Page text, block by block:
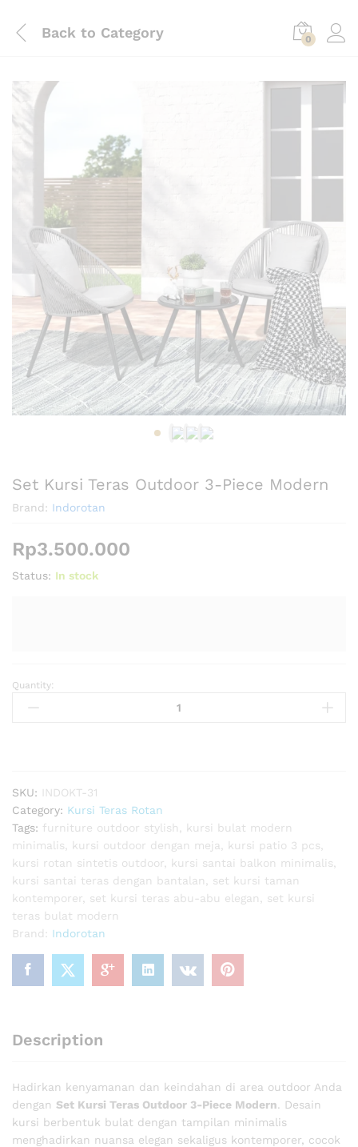
Back to Category 0
Set Kursi Teras Outdoor 3-Piece Modern
Brand: Indorotan
Rp3.500.000
Status: In stock
Set
Kursi
Modern
quantity
Quantity:
SKU:
INDOKT-31
Category: Kursi Teras Rotan
Tags: furniture outdoor stylish
kursi bulat modern
minimalis
kursi outdoor dengan meja kursi patio 3 pcs
kursi rotan sintetis outdoor
kursi santai balkon minimalis
kursi santai teras dengan bantalan
set kursi taman
kontemporer
set kursi teras abu-abu elegan
set kursi
teras bulat modern
Brand: Indorotan
Description
Hadirkan kenyamanan dan keindahan di area outdoor Anda
dengan Set Kursi Teras Outdoor 3-Piece Modern. Desain
kursi berbentuk bulat dengan tampilan minimalis
menghadirkan nuansa elegan sekaligus kontemporer, cocok